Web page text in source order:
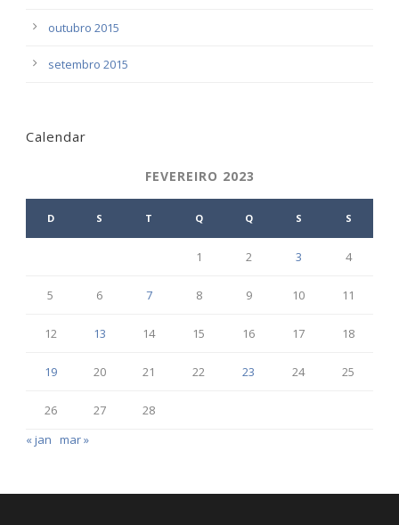
outubro 2015
setembro 2015
Calendar
FEVEREIRO 2023
D S T Q Q S S
1 2 3 4
5 6 7 8 9 10 11
12 13 14 15 16 17 18
19 20 21 22 23 24 25
26 27
28
« jan mar »